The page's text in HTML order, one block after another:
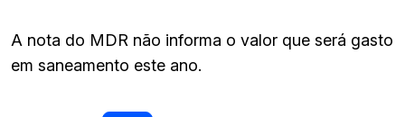
A nota do MDR não informa o valor que será gasto
em saneamento este ano.